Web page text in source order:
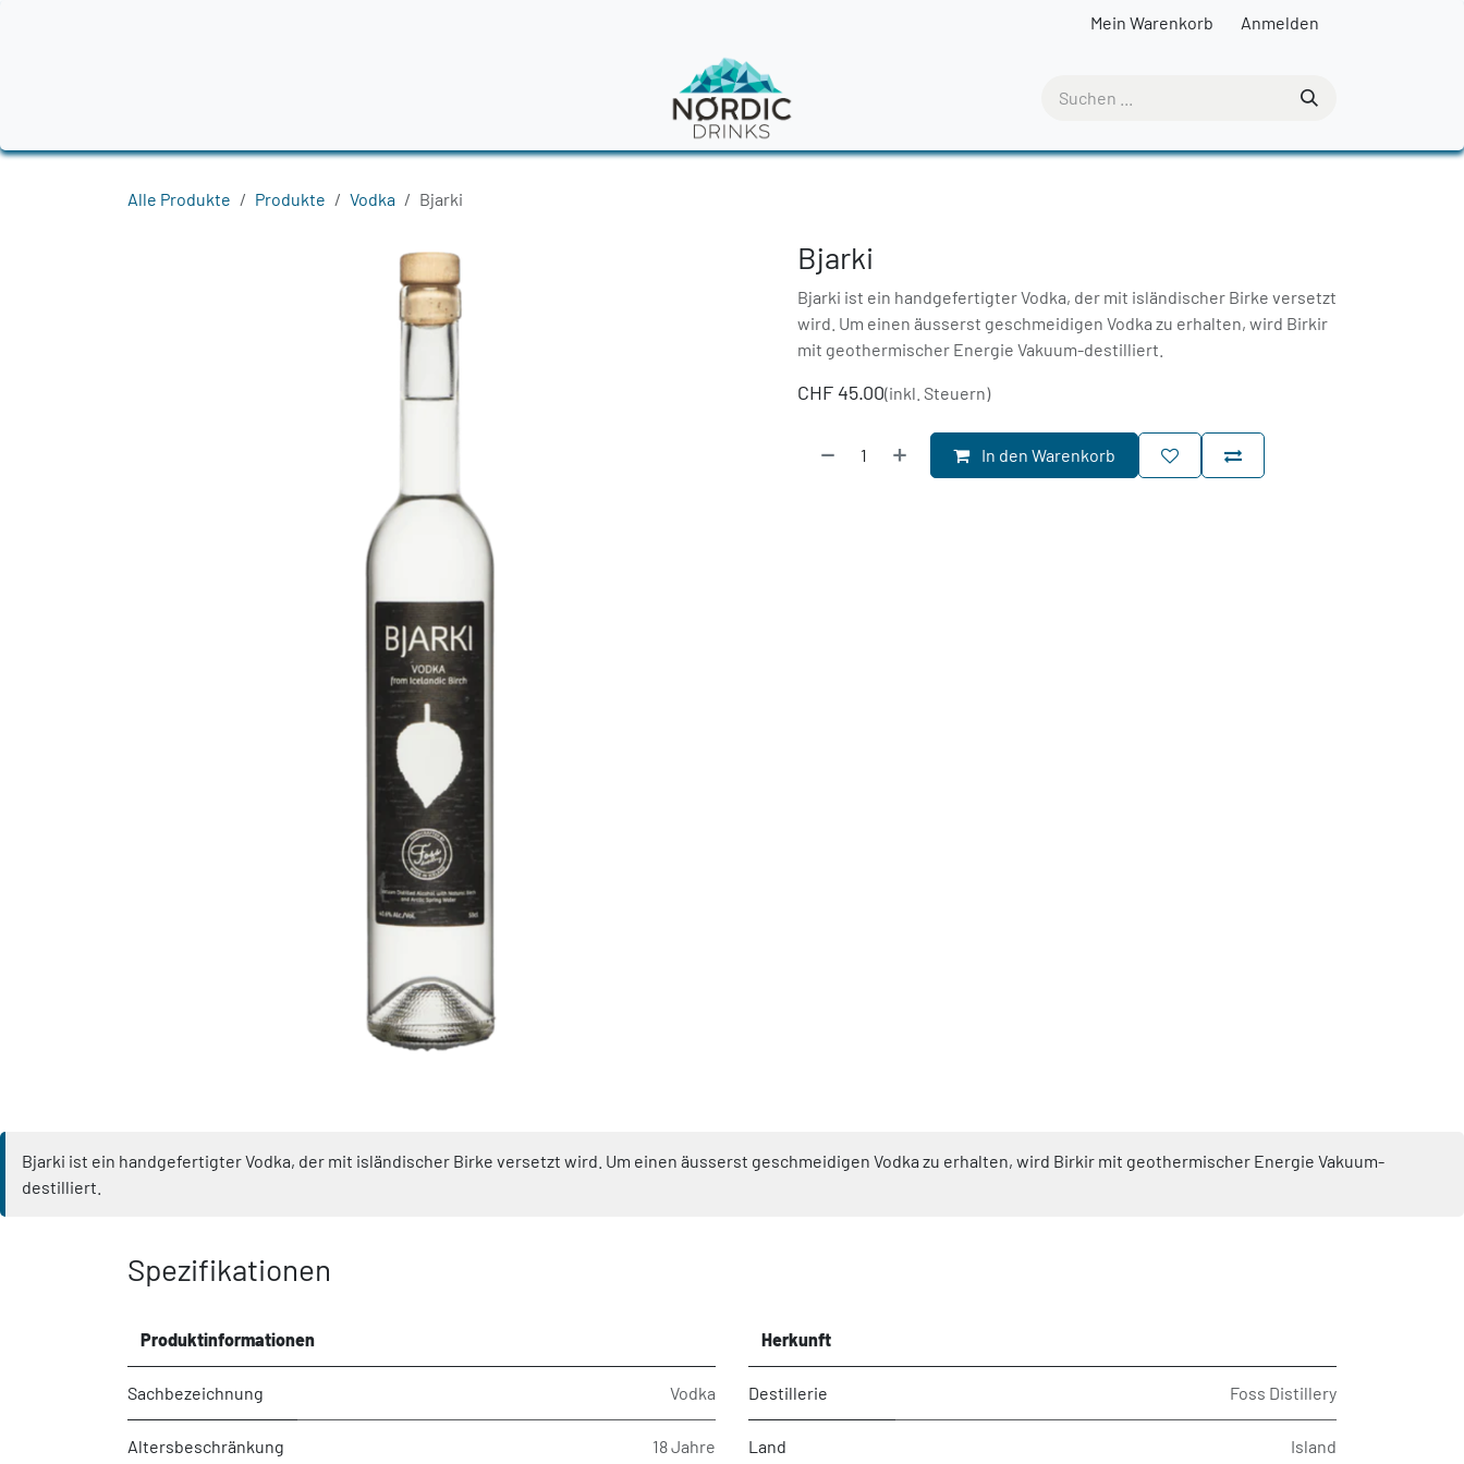
Mein Warenkorb Anmelden
Alle Produkte Produkte Vodka Bjarki
Bjarki
Bjarki ist ein handgefertigter Vodka, der mit isländischer Birke versetzt
wird. Um einen äusserst geschmeidigen Vodka zu erhalten, wird Birkir
mit geothermischer Energie Vakuum-destilliert.
CHF 45.00(inkl. Steuern)
In den Warenkorb
Bjarki ist ein handgefertigter Vodka, der mit isländischer Birke versetzt wird. Um einen äusserst geschmeidigen Vodka zu erhalten, wird Birkir mit geothermischer Energie Vakuum-
destilliert.
Spezifikationen
Produktinformationen
Sachbezeichnung Vodka
Altersbeschränkung 18 Jahre
Herkunft
Destillerie Foss Distillery
Land Island